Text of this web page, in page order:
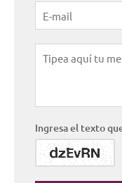
Ingresa el texto